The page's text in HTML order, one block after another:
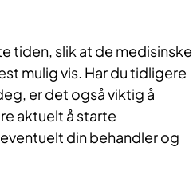
tiden, slik at de medisinske
mulig vis. Har du tidligere
er det også viktig å
aktuelt å starte
din behandler og